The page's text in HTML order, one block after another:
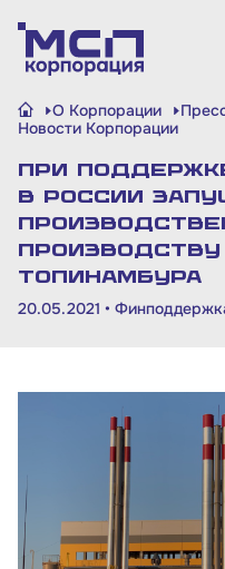
Поиск по сайту
О Корпорации
Новости Корпорации
При
в России
топинамбура
20.05.2021 •